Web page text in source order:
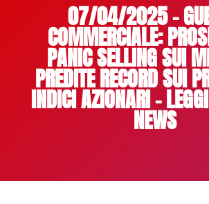
07/04/2025 –
COMMERCIALE:
PANIC SELLING SUI
PREDITE RECORD SUI
INDICI AZIONARI –
NEWS